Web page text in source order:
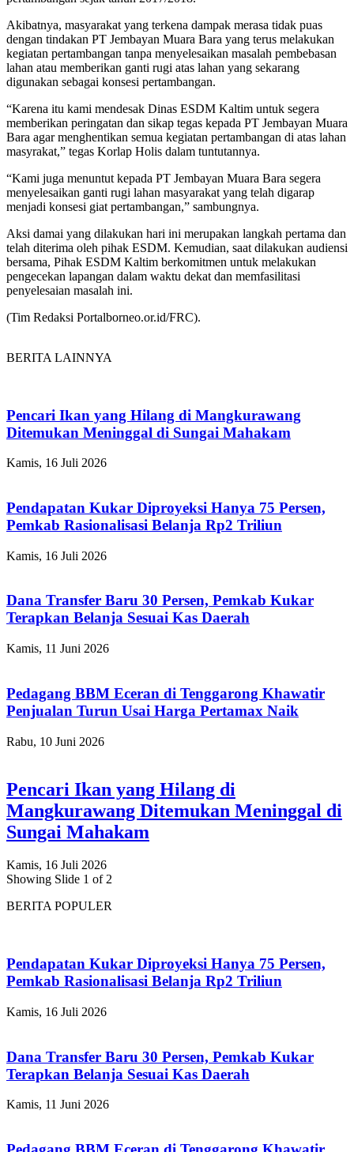
Akibatnya, masyarakat yang terkena dampak merasa tidak puas
dengan tindakan PT Jembayan Muara Bara yang terus melakukan
kegiatan pertambangan tanpa menyelesaikan masalah pembebasan
lahan atau memberikan ganti rugi atas lahan yang sekarang
digunakan sebagai konsesi pertambangan.
“Karena itu kami mendesak Dinas ESDM Kaltim untuk segera
memberikan peringatan dan sikap tegas kepada PT Jembayan Muara
Bara agar menghentikan semua kegiatan pertambangan di atas lahan
masyrakat,” tegas Korlap Holis dalam tuntutannya.
“Kami juga menuntut kepada PT Jembayan Muara Bara segera
menyelesaikan ganti rugi lahan masyarakat yang telah digarap
menjadi konsesi giat pertambangan,” sambungnya.
Aksi damai yang dilakukan hari ini merupakan langkah pertama dan
telah diterima oleh pihak ESDM. Kemudian, saat dilakukan audiensi
bersama, Pihak ESDM Kaltim berkomitmen untuk melakukan
pengecekan lapangan dalam waktu dekat dan memfasilitasi
penyelesaian masalah ini.
(Tim Redaksi Portalborneo.or.id/FRC).
BERITA LAINNYA
Pencari Ikan yang Hilang di Mangkurawang
Ditemukan Meninggal di Sungai Mahakam
Kamis, 16 Juli 2026
Pendapatan Kukar Diproyeksi Hanya 75 Persen,
Pemkab Rasionalisasi Belanja Rp2 Triliun
Kamis, 16 Juli 2026
Dana Transfer Baru 30 Persen, Pemkab Kukar
Terapkan Belanja Sesuai Kas Daerah
Kamis, 11 Juni 2026
Pedagang BBM Eceran di Tenggarong Khawatir
Penjualan Turun Usai Harga Pertamax Naik
Rabu, 10 Juni 2026
Pencari Ikan yang Hilang di
Mangkurawang Ditemukan Meninggal di
Sungai Mahakam
Kamis, 16 Juli 2026
Showing Slide 1 of 2
BERITA POPULER
Pendapatan Kukar Diproyeksi Hanya 75 Persen,
Pemkab Rasionalisasi Belanja Rp2 Triliun
Kamis, 16 Juli 2026
Dana Transfer Baru 30 Persen, Pemkab Kukar
Terapkan Belanja Sesuai Kas Daerah
Kamis, 11 Juni 2026